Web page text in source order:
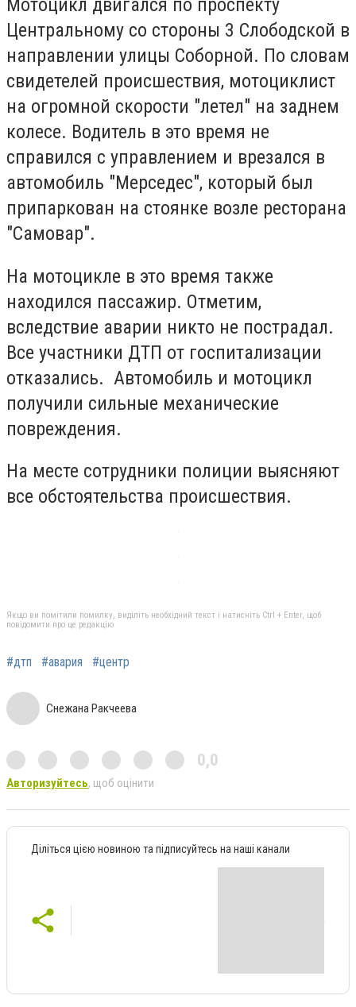
Мотоцикл двигался по проспекту
Центральному со стороны 3 Слободской в
направлении улицы Соборной. По словам
свидетелей происшествия, мотоциклист
на огромной скорости "летел" на заднем
колесе. Водитель в это время не
справился с управлением и врезался в
автомобиль "Мерседес", который был
припаркован на стоянке возле ресторана
"Самовар".
На мотоцикле в это время также
находился пассажир. Отметим,
вследствие аварии никто не пострадал.
Все участники ДТП от госпитализации
отказались. Автомобиль и мотоцикл
получили сильные механические
повреждения.
На месте сотрудники полиции выясняют
все обстоятельства происшествия.
Якщо ви помітили помилку, виділіть необхідний текст і натисніть Ctrl + Enter, щоб
повідомити про це редакцію
#дтп #авария #центр
Снежана Ракчеева
0,0
Авторизуйтесь, щоб оцінити
Діліться цією новиною та підписуйтесь на наші канали